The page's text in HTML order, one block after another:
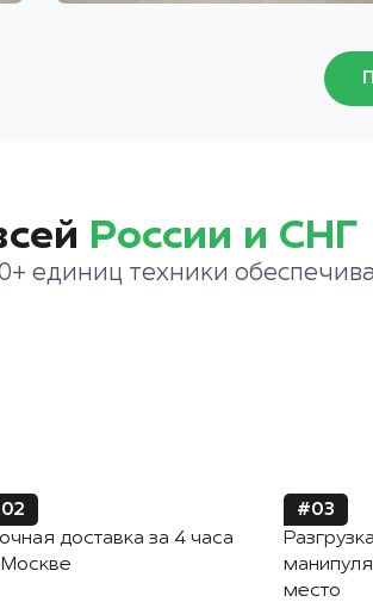
России и СНГ
единиц техники
доставка за 4 часа
#03
место